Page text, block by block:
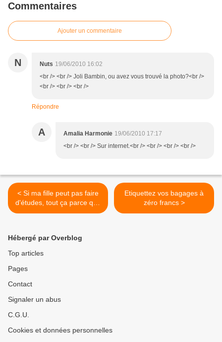
Commentaires
Ajouter un commentaire
N Nuts 19/06/2010 16:02
<br /> <br /> Joli Bambin, ou avez vous trouvé la photo?<br />
<br /> <br /> <br />
Répondre
A Amalia Harmonie 19/06/2010 17:17
<br /> <br /> Sur internet.<br /> <br /> <br /> <br />
< Si ma fille peut pas faire
d'études, tout ça parce que
je suis allée voir des
Etiquettez vos bagages à
zéro francs >
Hébergé par Overblog
Top articles
Pages
Contact
Signaler un abus
C.G.U.
Cookies et données personnelles